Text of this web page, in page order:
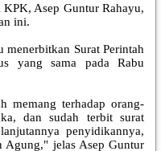
Asep Guntur Rahayu,
ini.
Surat Perintah
yang sama pada Rabu
memang terhadap orang-
dan sudah terbit surat
penyidikannya,
Agung," jelas Asep Guntur